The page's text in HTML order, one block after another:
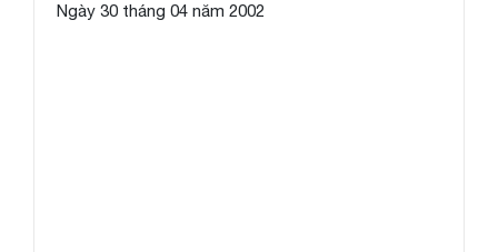
Ngày 30 tháng 04 năm 2002